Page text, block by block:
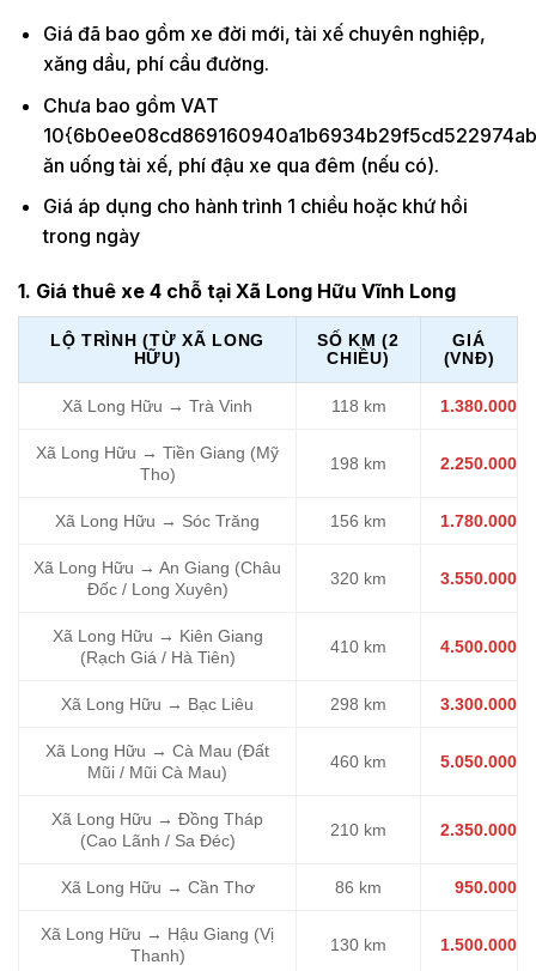
Giá đã bao gồm xe đời mới, tài xế chuyên nghiệp,
xăng dầu, phí cầu đường.
Chưa bao gồm VAT
ăn uống tài xế, phí đậu xe qua đêm (nếu có).
Giá áp dụng cho hành trình 1 chiều hoặc khứ hồi
trong ngày
1. Giá thuê xe 4 chỗ tại Xã Long Hữu Vĩnh Long
LỘ TRÌNH (TỪ XÃ LONG
HỮU)
SỐ KM (2
CHIỀU)
GIÁ
(VNĐ)
Xã Long Hữu → Trà Vinh 118 km 1.380.000
Xã Long Hữu → Tiền Giang (Mỹ
Tho)
198 km 2.250.000
Xã Long Hữu → Sóc Trăng 156 km 1.780.000
Xã Long Hữu → An Giang (Châu
Đốc / Long Xuyên)
320 km 3.550.000
Xã Long Hữu → Kiên Giang
(Rạch Giá / Hà Tiên)
410 km 4.500.000
Xã Long Hữu → Bạc Liêu 298 km 3.300.000
Xã Long Hữu → Cà Mau (Đất
Mũi / Mũi Cà Mau)
460 km 5.050.000
Xã Long Hữu → Đồng Tháp
(Cao Lãnh / Sa Đéc)
210 km 2.350.000
Xã Long Hữu → Cần Thơ 86 km 950.000
Xã Long Hữu → Hậu Giang (Vị
Thanh)
130 km 1.500.000